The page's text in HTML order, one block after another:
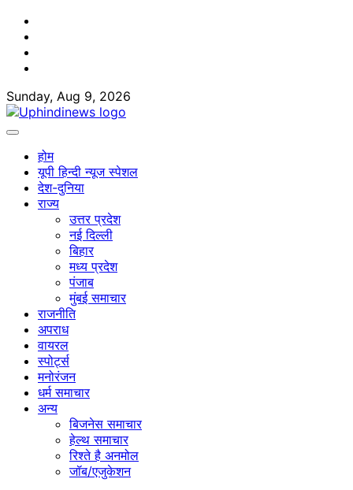
Skip
content
Sunday, Aug 9, 2026
होम
यूपी हिन्दी न्यूज स्पेशल
देश-दुनिया
राज्य
उत्तर प्रदेश
नई दिल्ली
बिहार
मध्य प्रदेश
पंजाब
मुंबई समाचार
राजनीति
अपराध
वायरल
स्पोर्ट्स
मनोरंजन
धर्म समाचार
अन्य
बिजनेस समाचार
हेल्थ समाचार
रिश्ते है अनमोल
जॉब/एजुकेशन